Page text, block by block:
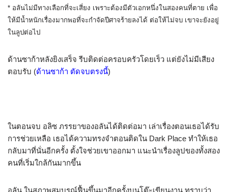
* อลันไม่มีทางเลือกที่จะเสี่ยง เพราะต้องมีตัวเอกหนึ่งในสองคนที่ตาย เพื่อ
ให้มีน้ำหนักเรื่องมากพอที่จะกำจัดปีศาจร้ายลงได้ ต่อให้ไม่จบ เขาจะยังอยู่
ในลูปต่อไป
ด้านซาก้าหลังยิงเสร็จ รีบติดต่อครอบครัวโดยเร็ว แต่ยังไม่มีเสียง
ตอบรับ (ด้านซาก้า ตัดจบตรงนี้)
ในตอนจบ อลิซ ภรรยาของอลันได้ติดต่อมา เล่าเรื่องตอนเธอได้รับ
การช่วยเหลือ เธอได้ความทรงจำตอนติดใน Dark Place ทำให้เธอ
กลับมาที่นั่นอีกครั้ง ตั้งใจช่วยเขาออกมา แนะนำเรื่องลูปของทั้งสอง
คนที่เริ่มใกล้กันมากขึ้น
อลัน ในสภาพสมบูรณ์ฟื้นขึ้นมาอีกครั้งบนโต๊ะเขียนงาน ทราบว่า